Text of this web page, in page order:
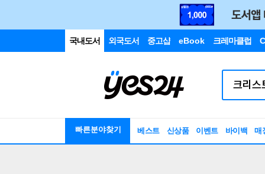
국내도서 외국도서 중고샵 eBook 크레마클럽
빠른분야찾기 베스트 신상품 이벤트 바이백 매